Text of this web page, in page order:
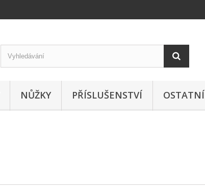
NŮŽKY PŘÍSLUŠENSTVÍ OSTATNÍ